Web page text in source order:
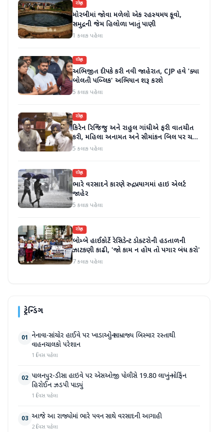
રાષ્ટ્રીય
મોરબીમાં જોવા મળેલો એક રહસ્યમય કૂવો,
સમુદ્રની જેમ હિલોળા ખાતું પાણી
1 કલાક પહેલા
રાષ્ટ્રીય
અભિજીત દીપકે કરી નવી જાહેરાત, CJP હવે 'ક્યા
બોલતી પબ્લિક' અભિયાન શરૂ કરશે
5 કલાક પહેલા
રાષ્ટ્રીય
કિરેન રિજિજુ અને રાહુલ ગાંધીએ ફરી વાતચીત
કરી, મહિલા અનામત અને સીમાંકન બિલ પર ચર્ચા
કરી
5 કલાક પહેલા
રાષ્ટ્રીય
ભારે વરસાદને કારણે રુદ્રપ્રયાગમાં હાઇ એલર્ટ
જાહેર
5 કલાક પહેલા
રાષ્ટ્રીય
બોમ્બે હાઈકોર્ટે રેસિડેન્ટ ડોક્ટરોની હડતાળની
ઝાટકણી કાઢી, 'જો કામ ન હોય તો પગાર બંધ કરો'
7 કલાક પહેલા
ટ્રેન્ડિંગ
01 નેનાવા-સાંચોર હાઈવે પર ખાડાઓનું સામ્રાજ્ય બિસ્માર રસ્તાથી
વાહનચાલકો પરેશાન
1 દિવસ પહેલા
02 પાલનપુર-ડીસા હાઇવે પર એસઓજી પોલીસે 19.80 લાખનું મોર્ફિન
હિરોઈન ઝડપી પાડ્યું
1 દિવસ પહેલા
03 આજે આ રાજ્યોમાં ભારે પવન સાથે વરસાદની આગાહી
2 દિવસ પહેલા